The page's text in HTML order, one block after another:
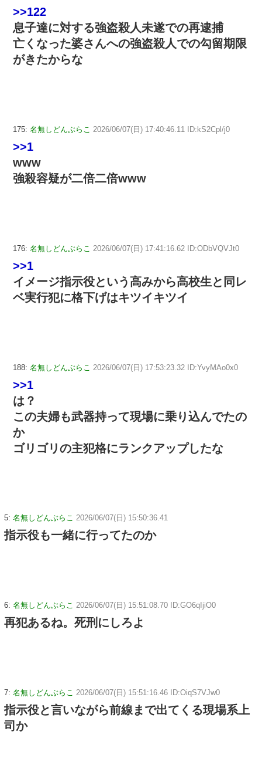
>>122
息子達に対する強盗殺人未遂での再逮捕
亡くなった婆さんへの強盗殺人での勾留期限
がきたからな
175: 名無しどんぶらこ 2026/06/07(日) 17:40:46.11 ID:kS2Cpl/j0
>>1
www
強殺容疑が二倍二倍www
176: 名無しどんぶらこ 2026/06/07(日) 17:41:16.62 ID:ODbVQVJt0
>>1
イメージ指示役という高みから高校生と同レ
ベ実行犯に格下げはキツイキツイ
188: 名無しどんぶらこ 2026/06/07(日) 17:53:23.32 ID:YvyMAo0x0
>>1
は？
この夫婦も武器持って現場に乗り込んでたの
か
ゴリゴリの主犯格にランクアップしたな
5: 名無しどんぶらこ 2026/06/07(日) 15:50:36.41
指示役も一緒に行ってたのか
6: 名無しどんぶらこ 2026/06/07(日) 15:51:08.70 ID:GO6qIjiO0
再犯あるね。死刑にしろよ
7: 名無しどんぶらこ 2026/06/07(日) 15:51:16.46 ID:OiqS7VJw0
指示役と言いながら前線まで出てくる現場系上
司か